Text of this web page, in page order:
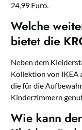
24,99 Euro.
Welche
bietet die
Neben dem
Kollektion von IKEA
die für die
Kinderzimmern
Wie kann